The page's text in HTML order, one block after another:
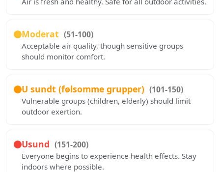
Moderat (51-100)
Acceptable air quality, though sensitive groups
should monitor comfort.
U sundt (følsomme grupper) (101-150)
Vulnerable groups (children, elderly) should limit
outdoor exertion.
Usund (151-200)
Everyone begins to experience health effects. Stay
indoors where possible.